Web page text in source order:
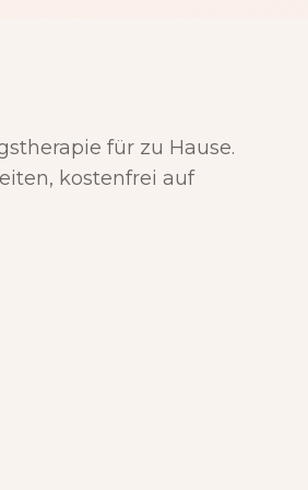
für zu Hause.
kostenfrei auf